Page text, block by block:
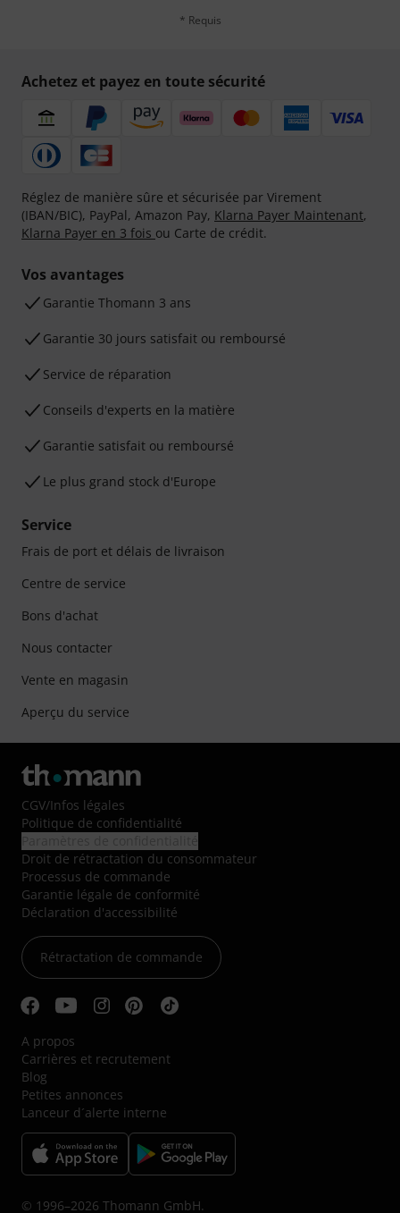
* Requis
Achetez et payez en toute sécurité
Réglez de manière sûre et sécurisée par Virement
(IBAN/BIC), PayPal, Amazon Pay, Klarna Payer Maintenant,
Klarna Payer en 3 fois ou Carte de crédit.
Vos avantages
Ga­ran­tie Thomann 3 ans
Garantie 30 jours satisfait ou remboursé
Service de réparation
Conseils d'experts en la matière
Garantie satisfait ou remboursé
Le plus grand stock d'Europe
Service
Frais de port et délais de livraison
Centre de service
Bons d'achat
Nous contacter
Vente en magasin
Aperçu du service
CGV/Infos légales
Politique de confidentialité
Droit de rétractation du consommateur
Processus de commande
Garantie légale de conformité
Déclaration d'accessibilité
Rétractation de commande
A propos
Carrières et recrutement
Blog
Petites annonces
Lanceur d´alerte interne
© 1996–2026 Thomann GmbH.